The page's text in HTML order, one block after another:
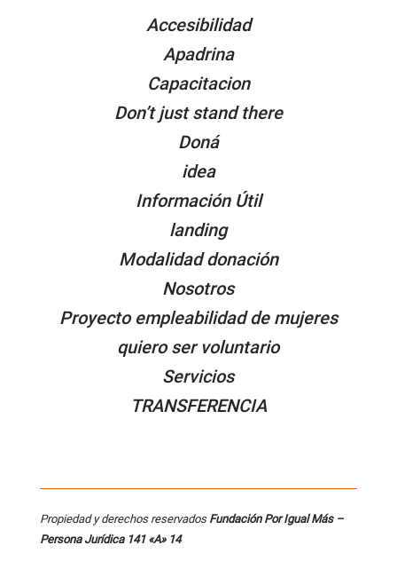
Accesibilidad
Apadrina
Capacitacion
Don’t just stand there
Doná
idea
Información Útil
landing
Modalidad donación
Nosotros
Proyecto empleabilidad de mujeres
quiero ser voluntario
Servicios
TRANSFERENCIA
Propiedad y derechos reservados Fundación Por Igual Más –
Persona Jurídica 141 «A» 14